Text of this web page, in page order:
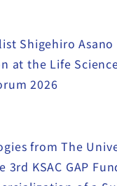
Shigehiro Asano
at the Life
2026
from The
KSAC GAP